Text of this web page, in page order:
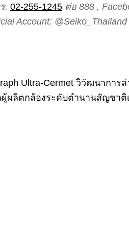
. 02-255-1245 ต่อ 888 ,
Account: @Seiko_Thailand
Ultra-Cermet วิวัฒนาก
ผู้ผลิตกล้องระดับตำนานสัญชา